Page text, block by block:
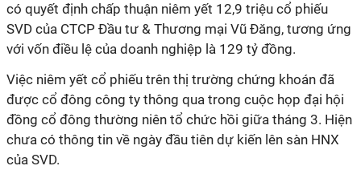
có quyết định chấp thuận niêm yết 12,9 triệu cổ phiếu
SVD của CTCP Đầu tư & Thương mại Vũ Đăng, tương ứng
với vốn điều lệ của doanh nghiệp là 129 tỷ đồng.
Việc niêm yết cổ phiếu trên thị trường chứng khoán đã
được cổ đông công ty thông qua trong cuộc họp đại hội
đồng cổ đông thường niên tổ chức hồi giữa tháng 3. Hiện
chưa có thông tin về ngày đầu tiên dự kiến lên sàn HNX
của SVD.